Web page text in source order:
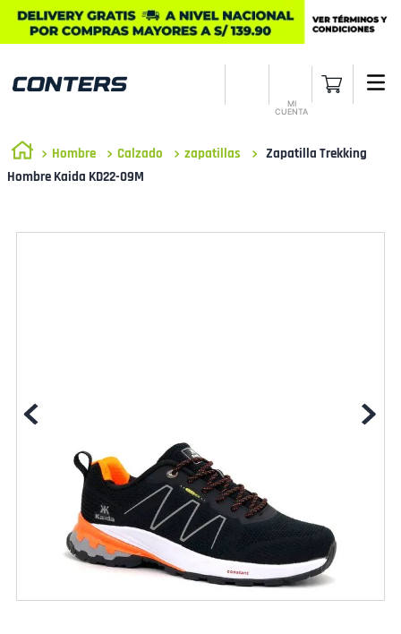
MI
CUENTA
Hombre Calzado zapatillas
Zapatilla Trekking
Hombre Kaida KD22-09M